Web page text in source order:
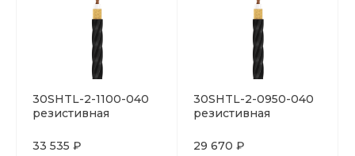
30SHTL-2-1100-040
резистивная
секция
33 535 ₽
30SHTL-2-0950-040
резистивная
секция
29 670 ₽